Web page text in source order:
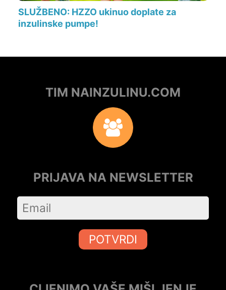
SLUŽBENO: HZZO ukinuo doplate za
inzulinske pumpe!
TIM NAINZULINU.COM
PRIJAVA NA NEWSLETTER
POTVRDI